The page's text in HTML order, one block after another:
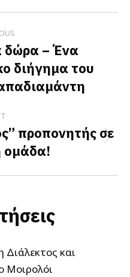
LinkedIn
δώρα – Ένα
διήγημα του
προπονητής σε
ομάδα!
Διάλεκτος και
Μοιρολόι